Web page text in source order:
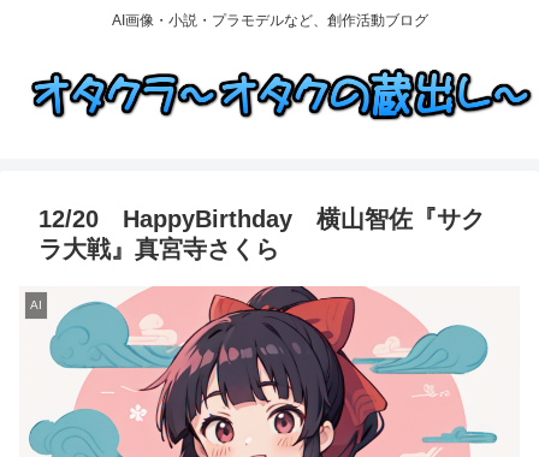
AI画像・小説・プラモデルなど、創作活動ブログ
12/20 HappyBirthday 横山智佐『サク
ラ大戦』真宮寺さくら
AI